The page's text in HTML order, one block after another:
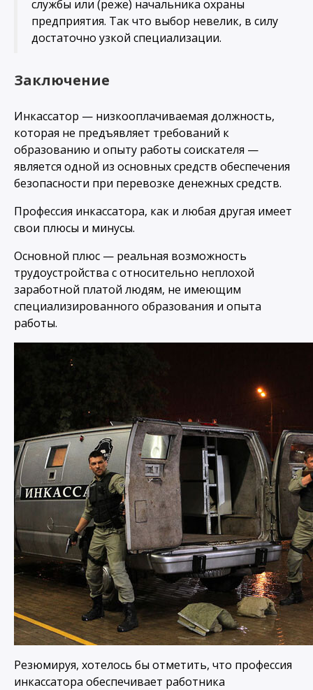
службы или (реже) начальника охраны
предприятия. Так что выбор невелик, в силу
достаточно узкой специализации.
Заключение
Инкассатор — низкооплачиваемая должность,
которая не предъявляет требований к
образованию и опыту работы соискателя —
является одной из основных средств обеспечения
безопасности при перевозке денежных средств.
Профессия инкассатора, как и любая другая имеет
свои плюсы и минусы.
Основной плюс — реальная возможность
трудоустройства с относительно неплохой
заработной платой людям, не имеющим
специализированного образования и опыта
работы.
Резюмируя, хотелось бы отметить, что профессия
инкассатора обеспечивает работника